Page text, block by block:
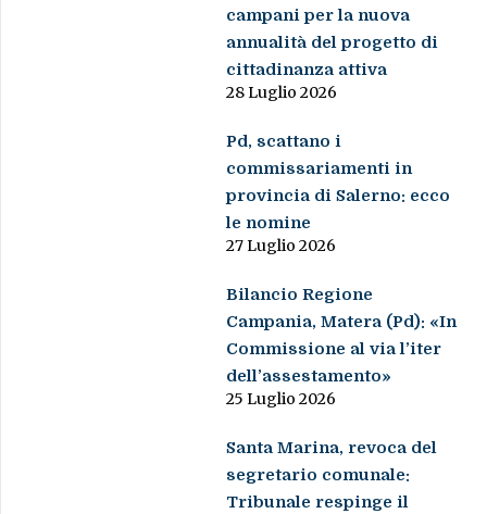
campani per la nuova
annualità del progetto di
cittadinanza attiva
28 Luglio 2026
Pd, scattano i
commissariamenti in
provincia di Salerno: ecco
le nomine
27 Luglio 2026
Bilancio Regione
Campania, Matera (Pd): «In
Commissione al via l’iter
dell’assestamento»
25 Luglio 2026
Santa Marina, revoca del
segretario comunale:
Tribunale respinge il